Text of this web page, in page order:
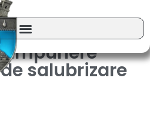
impunere
salubrizare